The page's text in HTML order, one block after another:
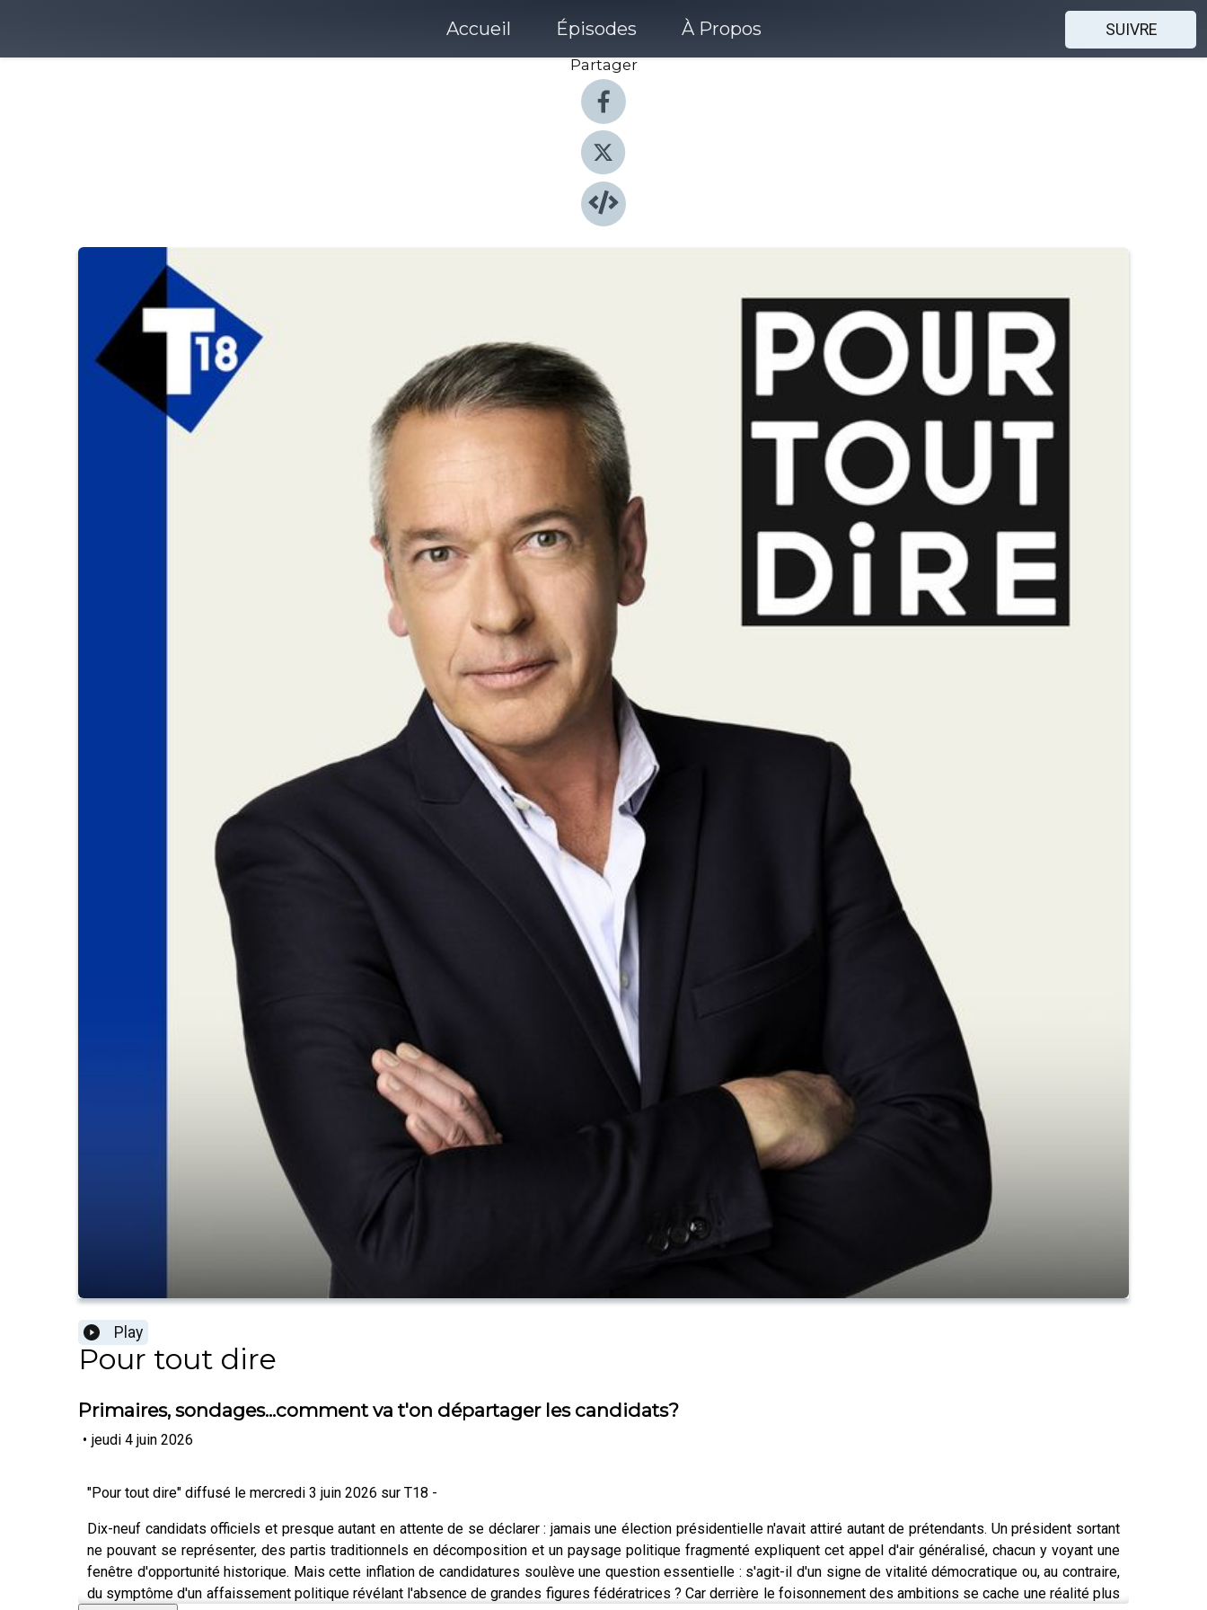
Accueil Épisodes À Propos
SUIVRE
Partager
Play
Pour tout dire
Primaires, sondages...comment va t'on départager les candidats?
• jeudi 4 juin 2026
"Pour tout dire" diffusé le mercredi 3 juin 2026 sur T18 -
Dix-neuf candidats officiels et presque autant en attente de se déclarer : jamais une élection présidentielle n'avait attiré autant de prétendants. Un président sortant
ne pouvant se représenter, des partis traditionnels en décomposition et un paysage politique fragmenté expliquent cet appel d'air généralisé, chacun y voyant une
fenêtre d'opportunité historique. Mais cette inflation de candidatures soulève une question essentielle : s'agit-il d'un signe de vitalité démocratique ou, au contraire,
du symptôme d'un affaissement politique révélant l'absence de grandes figures fédératrices ? Car derrière le foisonnement des ambitions se cache une réalité plus